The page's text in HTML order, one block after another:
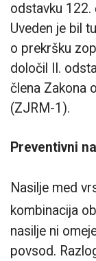
odstavku 122.
Uveden je bil
o prekršku
določil II.
člena Zakona
(ZJRM-1).
Preventivni
Nasilje med
kombinacija
nasilje ni
povsod.